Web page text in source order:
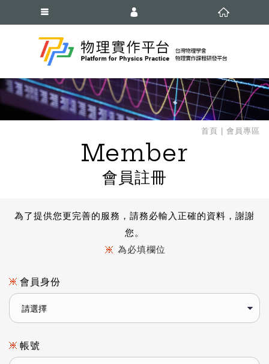
Member
會員註冊
首頁 會員專區
為了提供您更完善的服務，請務必輸入正確的資料，謝謝
您。
為必填欄位
會員身份
帳號
會員註冊
忘記密碼